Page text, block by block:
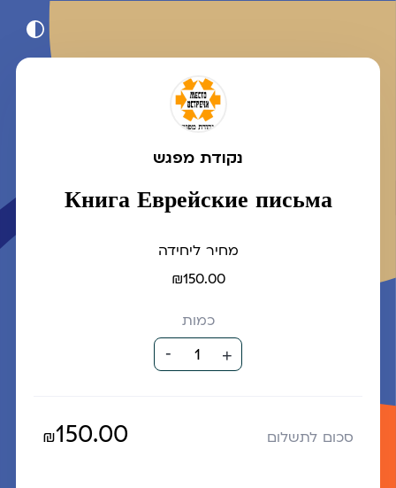
נקודת מפגש
Книга Еврейские письма
מחיר ליחידה
₪150.00
כמות
+
1
-
סכום לתשלום ₪150.00